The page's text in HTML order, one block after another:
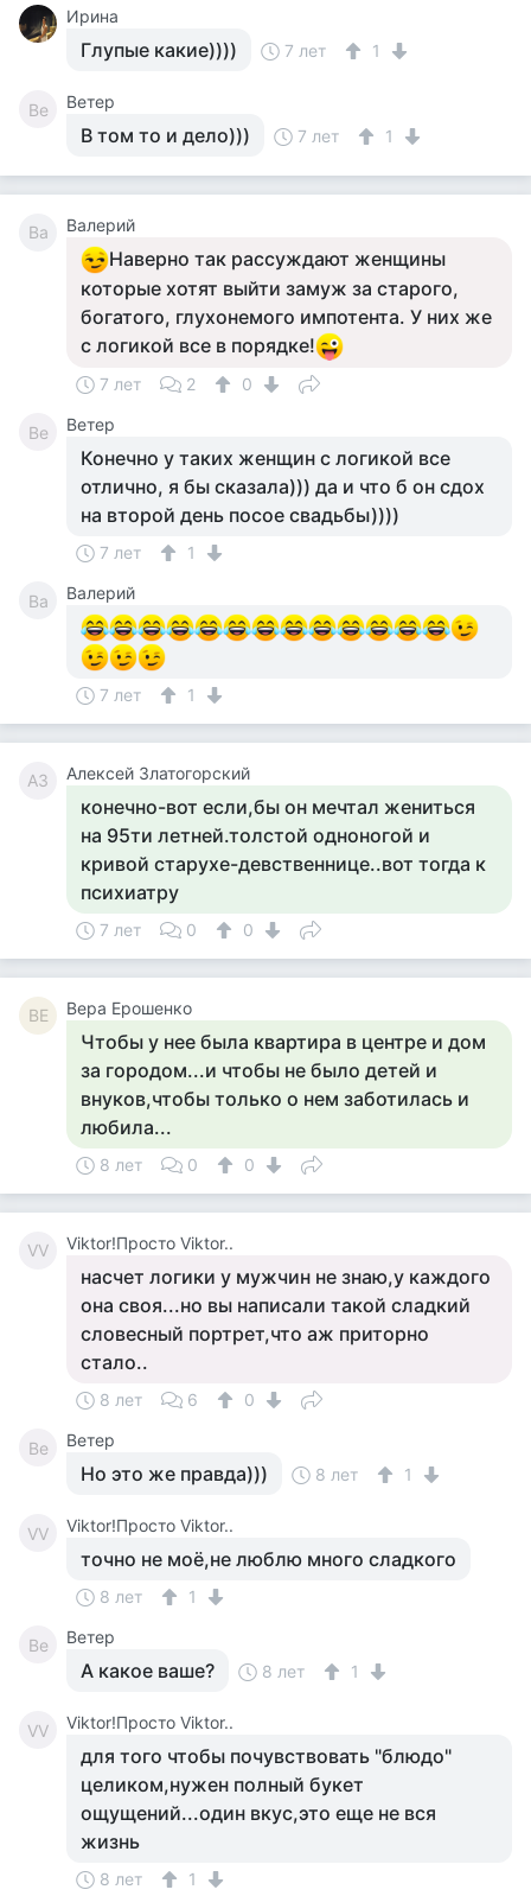
Ирина
Глупые какие)))) 7 лет 1
Ве Ветер
В том то и дело))) 7 лет 1
Ва Валерий
Наверно так рассуждают женщины
которые хотят выйти замуж за старого,
богатого, глухонемого импотента. У них же
с логикой все в порядке!
7 лет 2 0
Ве Ветер
Конечно у таких женщин с логикой все
отлично, я бы сказала))) да и что б он сдох
на второй день посое свадьбы))))
7 лет 1
Ва Валерий
7 лет 1
АЗ Алексей Златогорский
конечно-вот если,бы он мечтал жениться
на 95ти летней.толстой одноногой и
кривой старухе-девственнице..вот тогда к
психиатру
7 лет 0 0
ВЕ Вера Ерошенко
Чтобы у нее была квартира в центре и дом
за городом...и чтобы не было детей и
внуков,чтобы только о нем заботилась и
любила...
8 лет 0 0
VV Viktor!Просто Viktor..
насчет логики у мужчин не знаю,у каждого
она своя...но вы написали такой сладкий
словесный портрет,что аж приторно
стало..
8 лет 6 0
Ве Ветер
Но это же правда))) 8 лет 1
VV Viktor!Просто Viktor..
точно не моё,не люблю много сладкого
8 лет 1
Ве Ветер
А какое ваше? 8 лет 1
VV Viktor!Просто Viktor..
для того чтобы почувствовать "блюдо"
целиком,нужен полный букет
ощущений...один вкус,это еще не вся
жизнь
8 лет 1